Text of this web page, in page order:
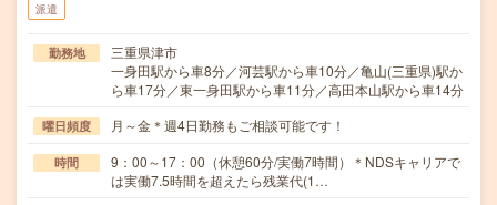
派遣
勤務地
三重県津市
一身田駅から車8分／河芸駅から車10分／亀山(三重県)駅か
ら車17分／東一身田駅から車11分／高田本山駅から車14分
曜日頻度 月～金＊週4日勤務もご相談可能です！
時間
9：00～17：00（休憩60分/実働7時間）＊NDSキャリアで
は実働7.5時間を超えたら残業代(1…